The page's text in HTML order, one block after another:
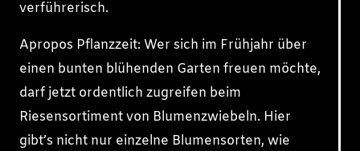
verführerisch.
Apropos Pflanzzeit: Wer sich im Frühjahr über
einen bunten blühenden Garten freuen möchte,
darf jetzt ordentlich zugreifen beim
Riesensortiment von Blumenzwiebeln. Hier
gibt’s nicht nur einzelne Blumensorten, wie